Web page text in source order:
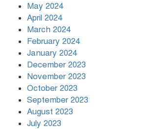
May 2024
April 2024
March 2024
February 2024
January 2024
December 2023
November 2023
October 2023
September 2023
August 2023
July 2023